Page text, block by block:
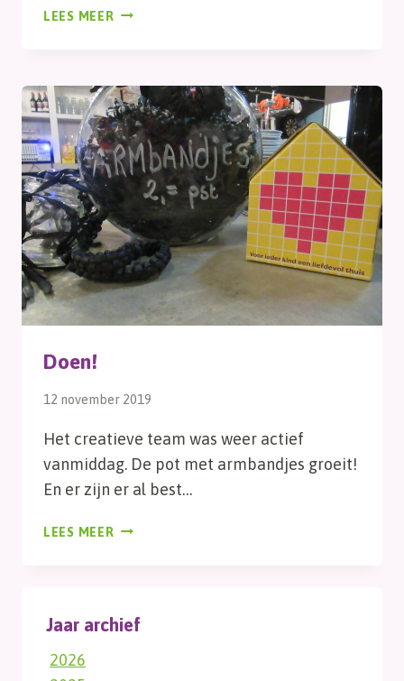
LEES MEER TOFFE
Doen!
12 november 2019
Het creatieve team was weer actief
vanmiddag. De pot met armbandjes groeit!
En er zijn er al best…
LEES MEER DOEN!
Jaar archief
2026